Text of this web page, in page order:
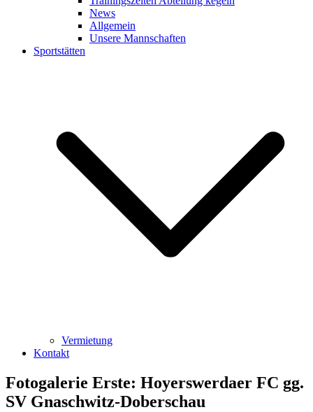
News
Allgemein
Unsere Mannschaften
Sportstätten
Vermietung
Kontakt
Fotogalerie Erste: Hoyerswerdaer FC gg.
SV Gnaschwitz-Doberschau